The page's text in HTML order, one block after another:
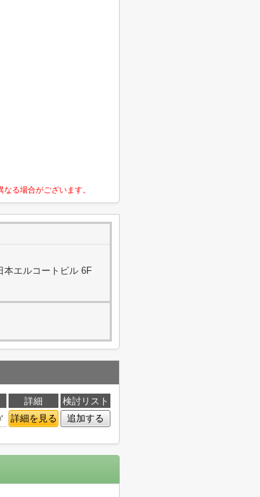
る場合がございます。
本エルコートビル 6F
詳細
検討リスト
詳細を見る 追加する